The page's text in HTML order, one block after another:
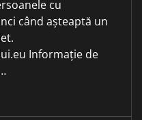
cu
când așteaptă un
Informație de